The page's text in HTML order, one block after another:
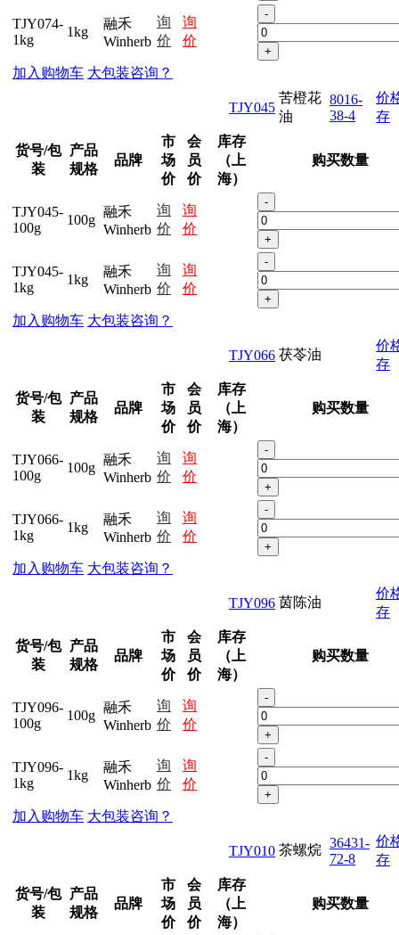
TJY074-
1kg
1kg
融禾
Winherb
询
价
询
价
-
+
加入购物车 大包装咨询？
TJY045
苦橙花
油
8016-
38-4
价
存
货号/包
装
产品
规格
品牌
市
场
价
会
员
价
库存
（上
海）
购买数量
TJY045-
100g
100g
融禾
Winherb
询
价
询
价
-
+
TJY045-
1kg
1kg
融禾
Winherb
询
价
询
价
-
+
加入购物车 大包装咨询？
TJY066 茯苓油
价
存
货号/包
装
产品
规格
品牌
市
场
价
会
员
价
库存
（上
海）
购买数量
TJY066-
100g
100g
融禾
Winherb
询
价
询
价
-
+
TJY066-
1kg
1kg
融禾
Winherb
询
价
询
价
-
+
加入购物车 大包装咨询？
TJY096 茵陈油
价
存
货号/包
装
产品
规格
品牌
市
场
价
会
员
价
库存
（上
海）
购买数量
TJY096-
100g
100g
融禾
Winherb
询
价
询
价
-
+
TJY096-
1kg
1kg
融禾
Winherb
询
价
询
价
-
+
加入购物车 大包装咨询？
TJY010 茶螺烷 36431-
72-8
价
存
货号/包
装
产品
规格
品牌
市
场
价
会
员
价
库存
（上
海）
购买数量